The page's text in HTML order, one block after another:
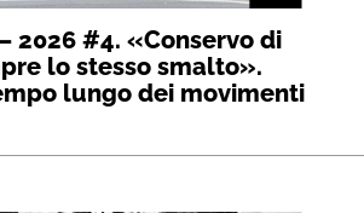
2026 #4. «Conservo di
lo stesso smalto».
lungo dei movimenti